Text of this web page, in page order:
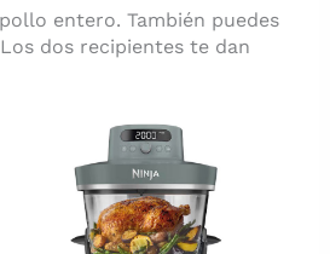
entero. También puedes
dos recipientes te dan